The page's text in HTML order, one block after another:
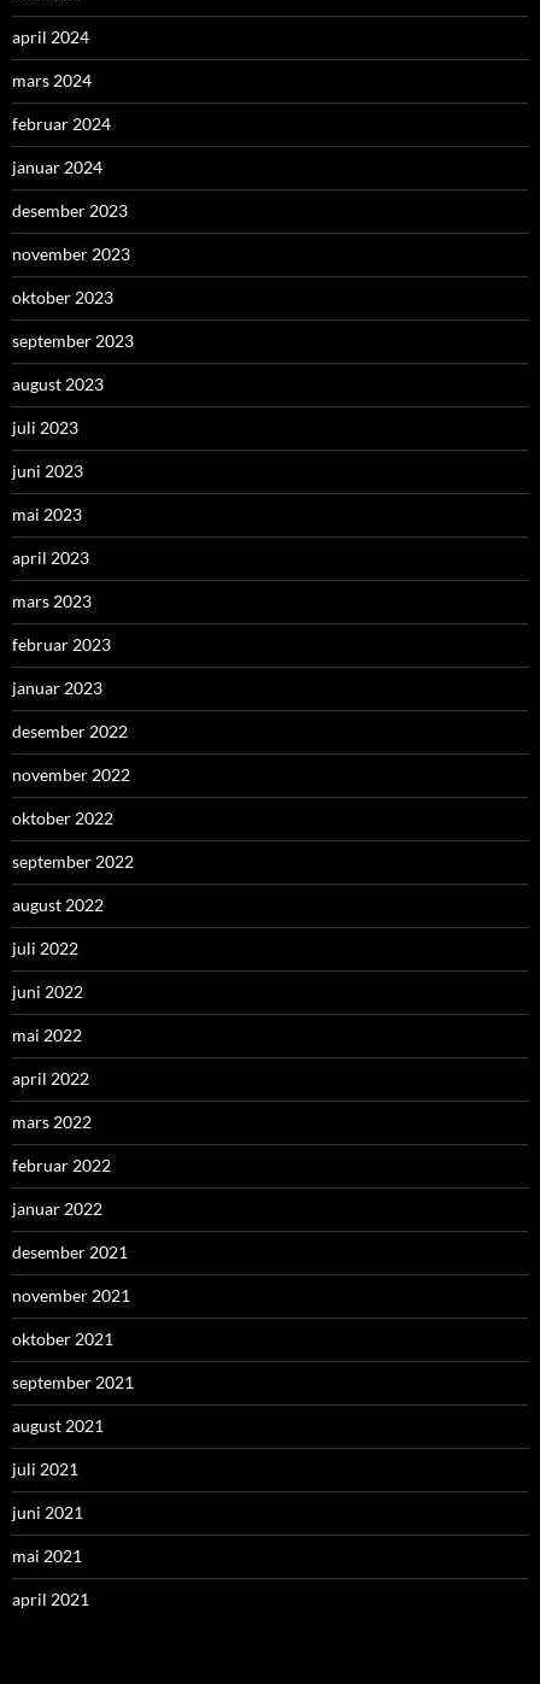
april 2024
mars 2024
februar 2024
januar 2024
desember 2023
november 2023
oktober 2023
september 2023
august 2023
juli 2023
juni 2023
mai 2023
april 2023
mars 2023
februar 2023
januar 2023
desember 2022
november 2022
oktober 2022
september 2022
august 2022
juli 2022
juni 2022
mai 2022
april 2022
mars 2022
februar 2022
januar 2022
desember 2021
november 2021
oktober 2021
september 2021
august 2021
juli 2021
juni 2021
mai 2021
april 2021